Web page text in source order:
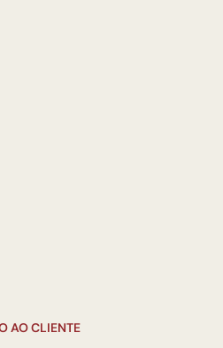
AO CLIENTE